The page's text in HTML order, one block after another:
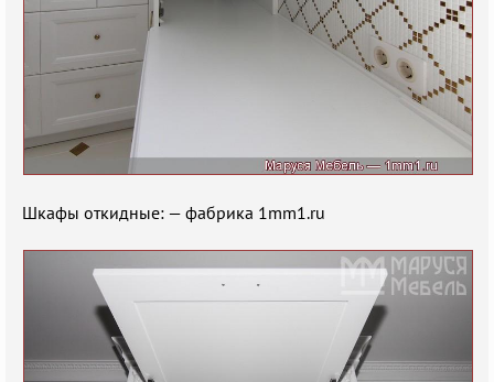
Шкафы откидные: — фабрика 1mm1.ru